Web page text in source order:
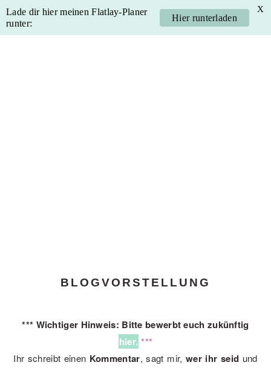
Skip
Skip
Skip
Skip
BLOGVORSTELLUNG
*** Wichtiger Hinweis: Bitte bewerbt euch zukünftig
hier. ***
Ihr schreibt einen Kommentar, sagt mir, wer ihr seid und
Lade dir hier meinen Flatlay-Planer
runter:
Hier runterladen
X